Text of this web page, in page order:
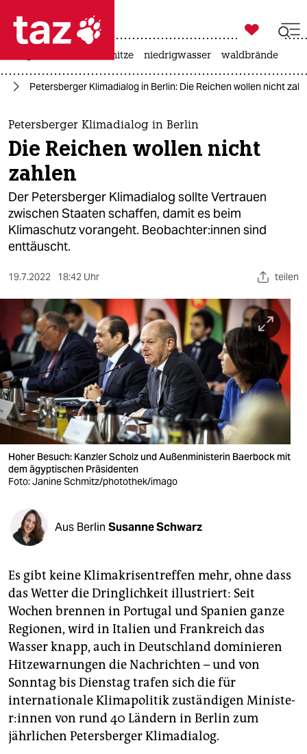
 taz zahl ich
taz zahl ich
themen
politik
öko
gesellschaft
kultur
sport
berlin
nord
wahrheit
verlag
verlag
veranstaltungen
shop
fragen & hilfe
unterstützen
genossenschaft
epaper login

taz zahl ich
hitze niedrigwasser waldbrände
Petersberger Klimadialog in Berlin: Die Reichen wollen nicht
Petersberger Klimadialog in Berlin
Die Reichen wollen nicht
zahlen
Der Petersberger Klimadialog sollte Vertrauen
zwischen Staaten schaffen, damit es beim
Klimaschutz vorangeht. Be­ob­ach­te­r:in­nen sind
enttäuscht.
19.7.2022 18:42 Uhr teilen
Hoher Besuch: Kanzler Scholz und Außenministerin Baerbock mit
dem ägyptischen Präsidenten
Foto: Janine Schmitz/photothek/imago
Aus Berlin Susanne Schwarz
Es gibt keine Klimakrisentreffen mehr, ohne dass
das Wetter die Dringlichkeit illustriert: Seit
Wochen brennen in Portugal und Spanien ganze
Regionen, wird in Italien und Frankreich das
Wasser knapp, auch in Deutschland dominieren
Hitzewarnungen die Nachrichten – und von
Sonntag bis Dienstag trafen sich die für
internationale Klimapolitik zuständigen Mi­nis­te­
r:in­nen von rund 40 Ländern in Berlin zum
jährlichen Petersberger Klimadialog.